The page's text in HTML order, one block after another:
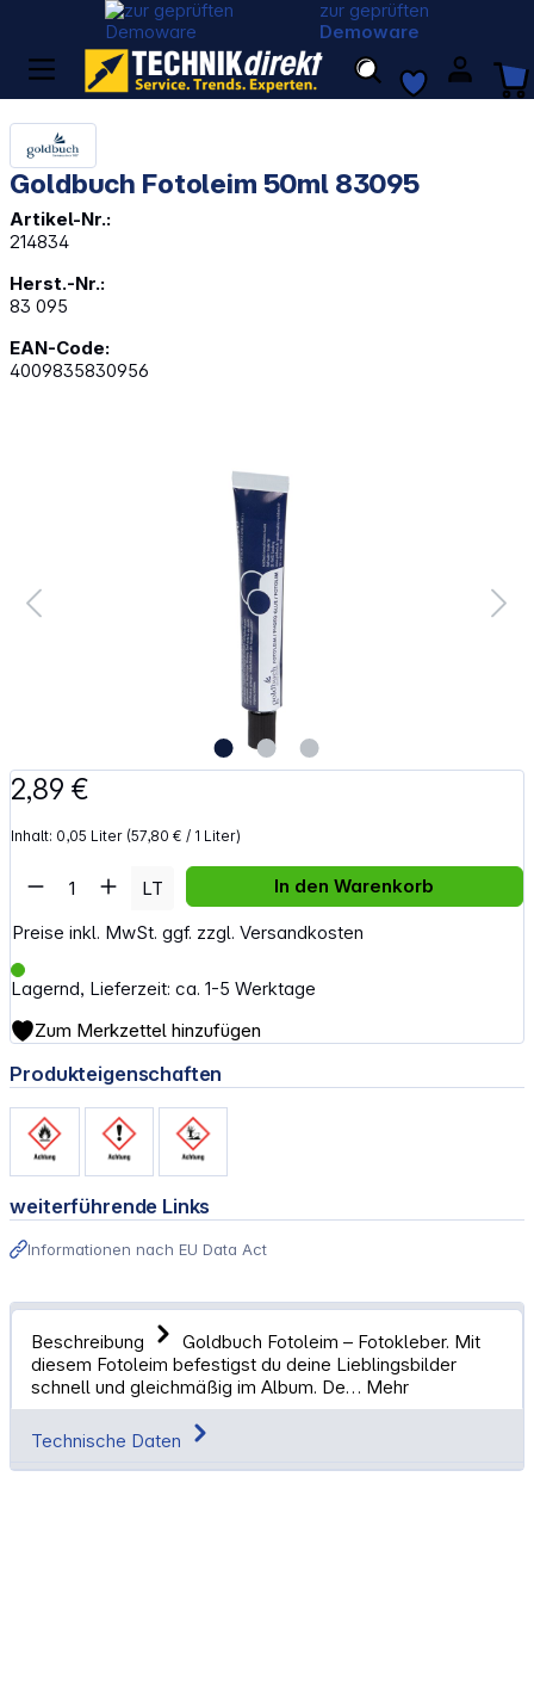
zur geprüften
Demoware
Goldbuch Fotoleim 50ml 83095
Artikel-Nr.:
214834
Herst.-Nr.:
83 095
EAN-Code:
4009835830956
2,89 €
Inhalt: 0,05 Liter (57,80 € / 1 Liter)
Preise inkl. MwSt. ggf. zzgl. Versandkosten
Lagernd, Lieferzeit: ca. 1-5 Werktage
Artikel Anzahl: Gib den gewünschten
LT In den Warenkorb
Zum Merkzettel hinzufügen
Produkteigenschaften
weiterführende Links
Informationen nach EU Data Act
Beschreibung
Goldbuch Fotoleim – Fotokleber. Mit
diesem Fotoleim befestigst du deine Lieblingsbilder
schnell und gleichmäßig im Album. De… Mehr
Technische Daten